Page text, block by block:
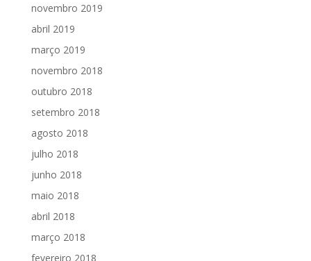
novembro 2019
abril 2019
março 2019
novembro 2018
outubro 2018
setembro 2018
agosto 2018
julho 2018
junho 2018
maio 2018
abril 2018
março 2018
fevereiro 2018